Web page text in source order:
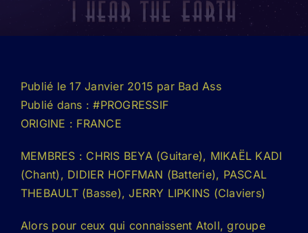
Publié le 17 Janvier 2015 par Bad Ass
Publié dans : #PROGRESSIF
ORIGINE : FRANCE
MEMBRES : CHRIS BEYA (Guitare), MIKAËL KADI
(Chant), DIDIER HOFFMAN (Batterie), PASCAL
THEBAULT (Basse), JERRY LIPKINS (Claviers)
Alors pour ceux qui connaissent Atoll, groupe